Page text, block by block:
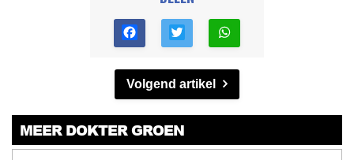
Volgend artikel
MEER DOKTER GROEN